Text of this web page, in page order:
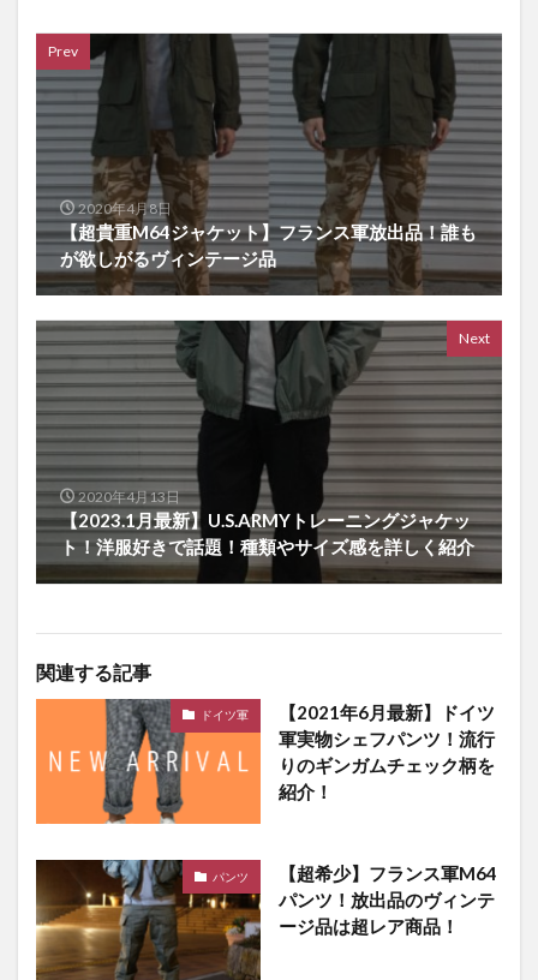
Prev
2020年4月8日
【超貴重M64ジャケット】フランス軍放出品！誰も
が欲しがるヴィンテージ品
Next
2020年4月13日
【2023.1月最新】U.S.ARMYトレーニングジャケッ
ト！洋服好きで話題！種類やサイズ感を詳しく紹介
関連する記事
ドイツ軍
【2021年6月最新】ドイツ
軍実物シェフパンツ！流行
りのギンガムチェック柄を
紹介！
パンツ
【超希少】フランス軍M64
パンツ！放出品のヴィンテ
ージ品は超レア商品！